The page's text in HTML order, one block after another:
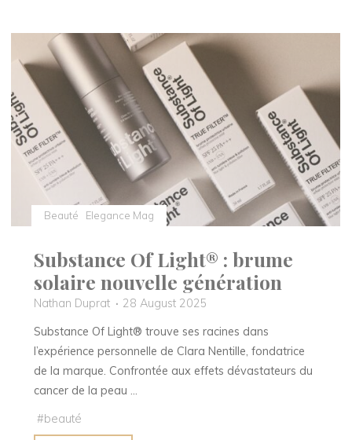
Verte”:
nouveau
spa
Aixois
que
l’on
aime
peu,
passionnément…"
Beauté Elegance Mag
Substance Of Light® : brume
solaire nouvelle génération
Nathan Duprat
28 August 2025
Substance Of Light® trouve ses racines dans
l’expérience personnelle de Clara Nentille, fondatrice
de la marque. Confrontée aux effets dévastateurs du
cancer de la peau …
#beauté